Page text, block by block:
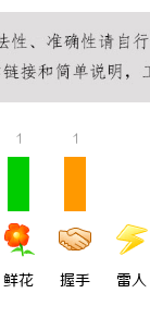
1
鲜花
1
握手 雷人